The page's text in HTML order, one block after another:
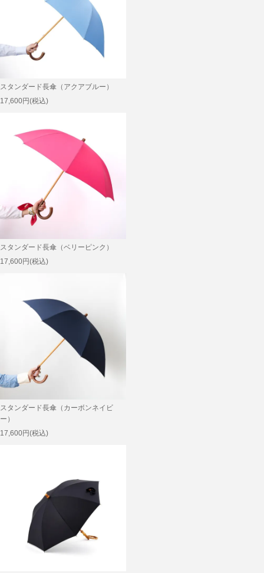
スタンダード長傘（アクアブルー）
17,600円(税込)
スタンダード長傘（ベリーピンク）
17,600円(税込)
スタンダード長傘（カーボンネイビ
ー）
17,600円(税込)